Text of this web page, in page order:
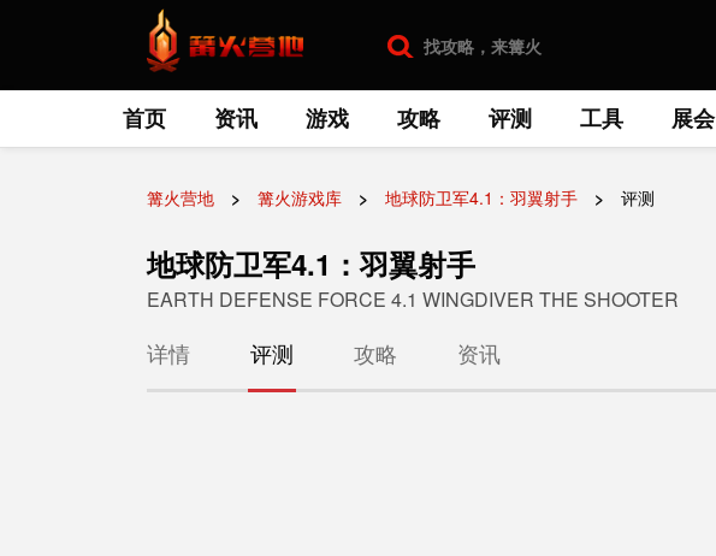
首页 资讯 游戏 攻略 评测 工具 展会
篝火营地 篝火游戏库 地球防卫军4.1：羽翼射手 评测
地球防卫军4.1：羽翼射手
EARTH DEFENSE FORCE 4.1 WINGDIVER THE SHOOTER
详情 评测 攻略 资讯